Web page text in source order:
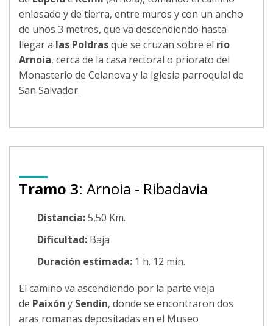
enlosado y de tierra, entre muros y con un ancho
de unos 3 metros, que va descendiendo hasta
llegar a las Poldrasque se cruzan sobre el río
Arnoia, cerca de la casa rectoral o priorato del
Monasterio de Celanova y la iglesia parroquial de
San Salvador.
Tramo 3: Arnoia - Ribadavia
Distancia:5,50 Km.
Dificultad: Baja
Duración estimada: 1 h. 12 min.
El camino va ascendiendo por la parte vieja
de Paixón y Sendín, donde se encontraron dos
aras romanas depositadas en el Museo